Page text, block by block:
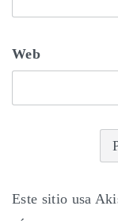
Web
Este sitio usa